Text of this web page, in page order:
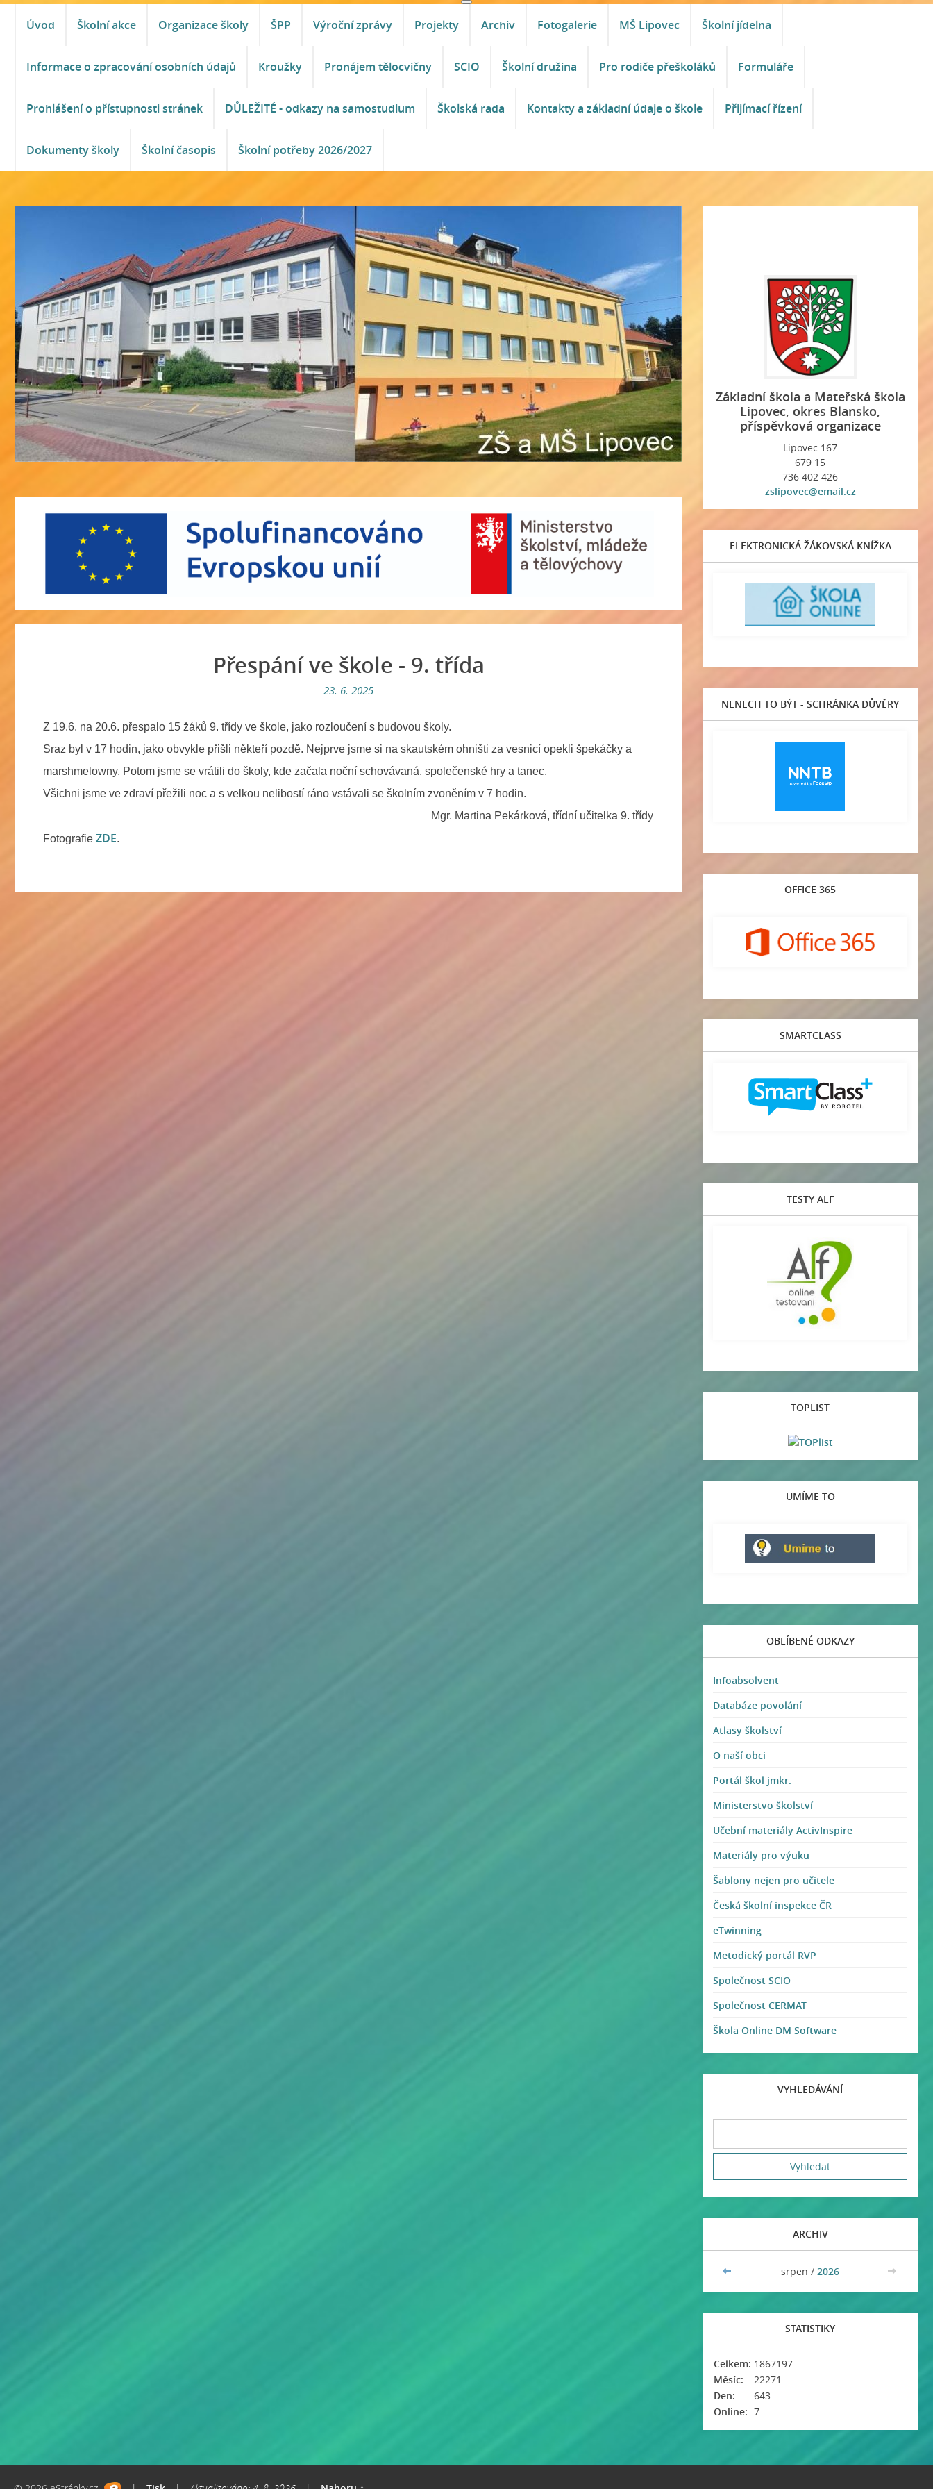
Úvod Školní akce Organizace školy ŠPP Výroční zprávy Projekty Archiv Fotogalerie MŠ Lipovec Školní jídelna
Informace o zpracování osobních údajů Kroužky Pronájem tělocvičny SCIO Školní družina Pro rodiče přeškoláků Formuláře
Prohlášení o přístupnosti stránek DŮLEŽITÉ - odkazy na samostudium Školská rada Kontakty a základní údaje o škole Přijímací řízení
Dokumenty školy Školní časopis Školní potřeby 2026/2027
Přespání ve škole - 9. třída
23. 6. 2025
Z 19.6. na 20.6. přespalo 15 žáků 9. třídy ve škole, jako rozloučení s budovou školy.
Sraz byl v 17 hodin, jako obvykle přišli někteří pozdě. Nejprve jsme si na skautském ohništi za vesnicí opekli špekáčky a
marshmelowny. Potom jsme se vrátili do školy, kde začala noční schovávaná, společenské hry a tanec.
Všichni jsme ve zdraví přežili noc a s velkou nelibostí ráno vstávali se školním zvoněním v 7 hodin.
Mgr. Martina Pekárková, třídní učitelka 9. třídy
Fotografie ZDE.
Základní škola a Mateřská škola
Lipovec, okres Blansko,
příspěvková organizace
Lipovec 167
679 15
736 402 426
zslipovec@email.cz
ELEKTRONICKÁ ŽÁKOVSKÁ KNÍŽKA
NENECH TO BÝT - SCHRÁNKA DŮVĚRY
OFFICE 365
SMARTCLASS
TESTY ALF
TOPLIST
UMÍME TO
OBLÍBENÉ ODKAZY
Infoabsolvent
Databáze povolání
Atlasy školství
O naší obci
Portál škol jmkr.
Ministerstvo školství
Učební materiály ActivInspire
Materiály pro výuku
Šablony nejen pro učitele
Česká školní inspekce ČR
eTwinning
Metodický portál RVP
Společnost SCIO
Společnost CERMAT
Škola Online DM Software
VYHLEDÁVÁNÍ
ARCHIV
<< srpen / 2026 >>
STATISTIKY
Online: 7
Celkem: 1867197
Měsíc:
22271
Den:
643